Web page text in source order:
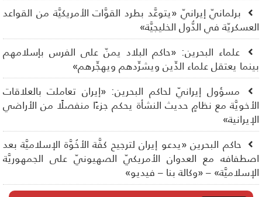
برلمانيّ إيرانيّ «يتوعَّد بطرد القوَّات الأمريكيَّة من القواعد
في الدُّول الخليجيَّة»
علماء البحرين: «حاكم البلاد يمنّ على الفرس بإسلامهم
يعتقل علماء الدِّين ويشرِّدهم ويهجِّرهم»
مسؤول إيرانيّ لحاكم البحرين: «إيران تعاملت بالعلاقات
مع نظامٍ حديث النشأة يحكم جزءًا منفصلًا من الأراضي
حاكم البحرين «يدعو إيران لترجيح كفَّة الأخُوَّة الإسلاميَّة بعد
مع العدوان الأمريكيّ الصهيونيّ على الجمهوريَّة
– «وكالة بنا – فيديو»